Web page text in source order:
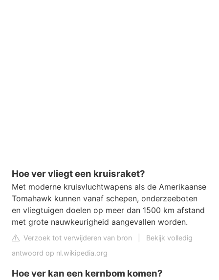
Hoe ver vliegt een kruisraket?
Met moderne kruisvluchtwapens als de Amerikaanse
Tomahawk kunnen vanaf schepen, onderzeeboten
en vliegtuigen doelen op meer dan 1500 km afstand
met grote nauwkeurigheid aangevallen worden.
Verzoek tot verwijderen van bron
Bekijk volledig
antwoord op nl.wikipedia.org
Hoe ver kan een kernbom komen?